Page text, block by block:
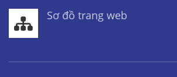
Sơ đồ trang web